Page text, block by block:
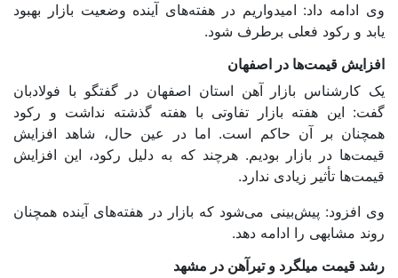
وی ادامه داد: امیدواریم در هفته‌های آینده وضعیت بازار بهبود
یابد و رکود فعلی برطرف شود.
افزایش قیمت‌ها در اصفهان
یک کارشناس بازار آهن استان اصفهان در گفتگو با فولادبان
گفت: این هفته بازار تفاوتی با هفته گذشته نداشت و رکود
همچنان بر آن حاکم است. اما در عین حال، شاهد افزایش
قیمت‌ها در بازار بودیم. هرچند که به دلیل رکود، این افزایش
قیمت‌ها تأثیر زیادی ندارد.
وی افزود: پیش‌بینی می‌شود که بازار در هفته‌های آینده همچنان
روند مشابهی را ادامه دهد.
رشد قیمت میلگرد و تیرآهن در مشهد